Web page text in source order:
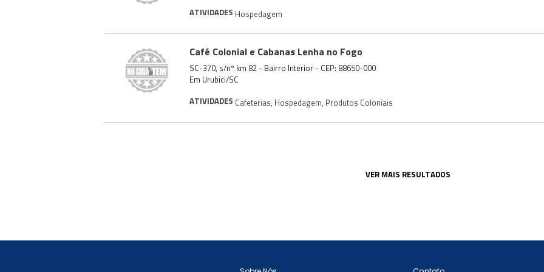
ATIVIDADES Hospedagem
Café Colonial e Cabanas Lenha no Fogo
SC-370, s/nº km 82 - Bairro Interior - CEP: 88650-000
Em Urubici/SC
ATIVIDADES Cafeterias, Hospedagem, Produtos Coloniais
VER MAIS RESULTADOS